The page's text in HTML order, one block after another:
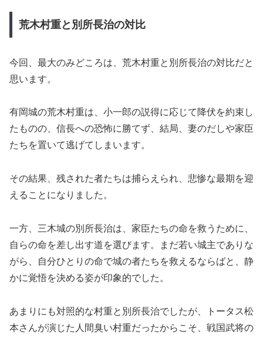
荒木村重と別所長治の対比
今回、最大のみどころは、荒木村重と別所長治の対比だと
思います。
有岡城の荒木村重は、小一郎の説得に応じて降伏を約束し
たものの、信長への恐怖に勝てず、結局、妻のだしや家臣
たちを置いて逃げてしまいます。
その結果、残された者たちは捕らえられ、悲惨な最期を迎
えることになりました。
一方、三木城の別所長治は、家臣たちの命を救うために、
自らの命を差し出す道を選びます。まだ若い城主でありな
がら、自分ひとりの命で城の者たちを救えるならばと、静
かに覚悟を決める姿が印象的でした。
あまりにも対照的な村重と別所長治でしたが、トータス松
本さんが演じた人間臭い村重だったからこそ、戦国武将の